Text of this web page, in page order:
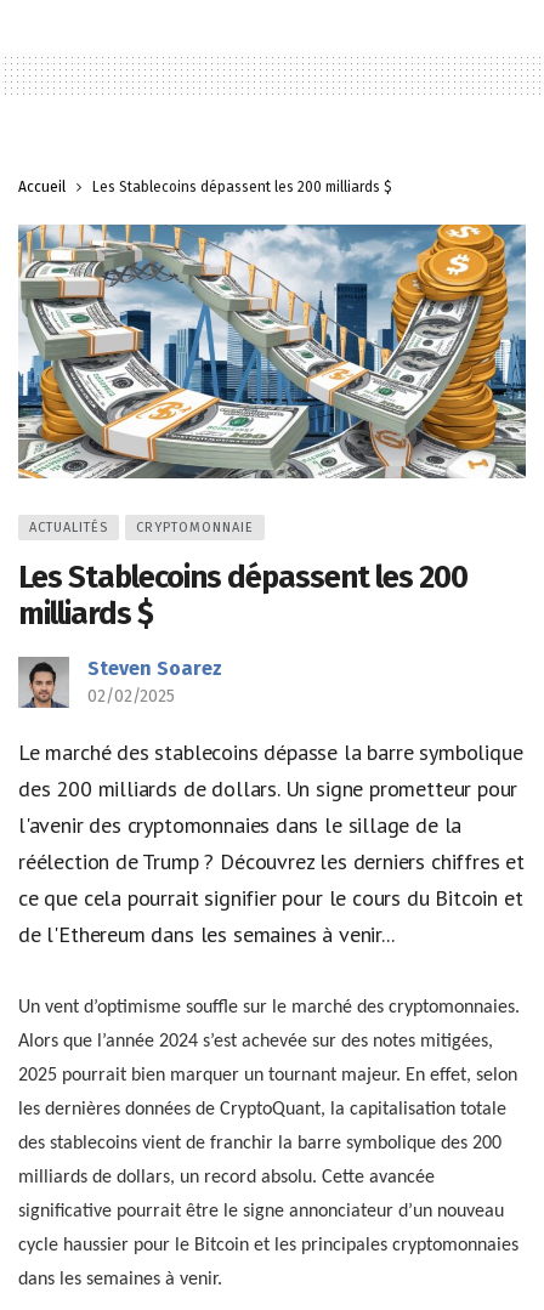
Accueil Les Stablecoins dépassent les 200 milliards $
ACTUALITÉS CRYPTOMONNAIE
Les Stablecoins dépassent les 200
milliards $
Steven Soarez
02/02/2025
Le marché des stablecoins dépasse la barre symbolique
des 200 milliards de dollars. Un signe prometteur pour
l'avenir des cryptomonnaies dans le sillage de la
réélection de Trump ? Découvrez les derniers chiffres et
ce que cela pourrait signifier pour le cours du Bitcoin et
de l'Ethereum dans les semaines à venir...
Un vent d’optimisme souffle sur le marché des cryptomonnaies.
Alors que l’année 2024 s’est achevée sur des notes mitigées,
2025 pourrait bien marquer un tournant majeur. En effet, selon
les dernières données de CryptoQuant, la capitalisation totale
des stablecoins vient de franchir la barre symbolique des 200
milliards de dollars, un record absolu. Cette avancée
significative pourrait être le signe annonciateur d’un nouveau
cycle haussier pour le Bitcoin et les principales cryptomonnaies
dans les semaines à venir.